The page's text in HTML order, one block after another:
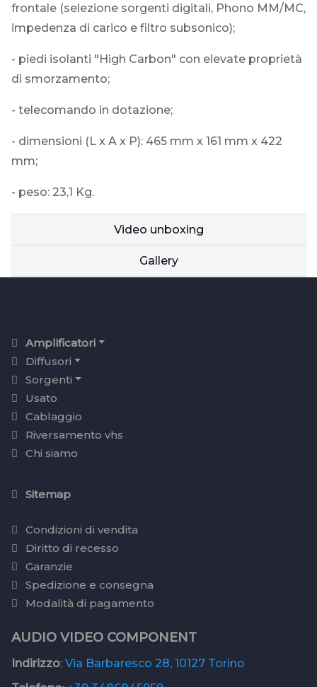
frontale (selezione sorgenti digitali, Phono MM/MC,
impedenza di carico e filtro subsonico);
- piedi isolanti "High Carbon" con elevate proprietà
di smorzamento;
- telecomando in dotazione;
- dimensioni (L x A x P): 465 mm x 161 mm x 422
mm;
- peso: 23,1 Kg.
Video unboxing
Gallery
Amplificatori
Diffusori
Sorgenti
Usato
Cablaggio
Riversamento vhs
Chi siamo
Sitemap
Condizioni di vendita
Diritto di recesso
Garanzie
Spedizione e consegna
Modalità di pagamento
AUDIO VIDEO COMPONENT
Indirizzo: Via Barbaresco 28, 10127 Torino